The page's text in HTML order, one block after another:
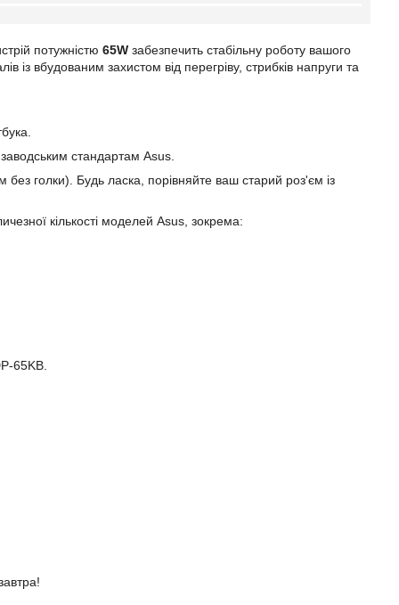
потужністю 65W забезпечить стабільну роботу вашого
із вбудованим захистом від перегріву, стрибків напруги та
заводським стандартам Asus.
без голки). Будь ласка, порівняйте ваш старий роз'єм із
кількості моделей Asus, зокрема:
65KB.